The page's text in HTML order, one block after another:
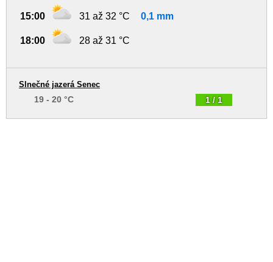
15:00 31 až 32 °C 0,1 mm
18:00 28 až 31 °C
1 / 1
Slnečné jazerá Senec
19 - 20 °C